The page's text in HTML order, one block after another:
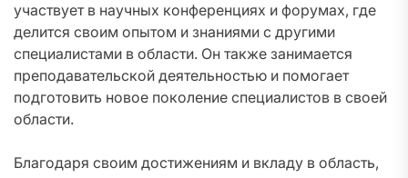
участвует в научных конференциях и форумах, где
делится своим опытом и знаниями с другими
специалистами в области. Он также занимается
преподавательской деятельностью и помогает
подготовить новое поколение специалистов в своей
области.
Благодаря своим достижениям и вкладу в область,